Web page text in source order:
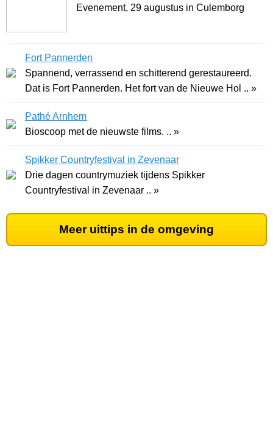
Evenement, 29 augustus in Culemborg
Fort Pannerden
Spannend, verrassend en schitterend gerestaureerd.
Dat is Fort Pannerden. Het fort van de Nieuwe Hol .. »
Pathé Arnhem
Bioscoop met de nieuwste films. .. »
Spikker Countryfestival in Zevenaar
Drie dagen countrymuziek tijdens Spikker
Countryfestival in Zevenaar .. »
Meer uittips in de omgeving